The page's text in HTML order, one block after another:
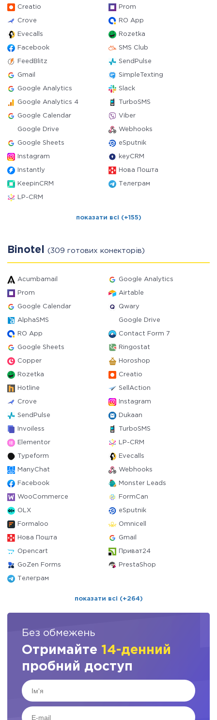
Creatio Prom
Crove RO App
Evecalls Rozetka
Facebook SMS Club
FeedBlitz SendPulse
Gmail SimpleTexting
Google Analytics Slack
Google Analytics 4 TurboSMS
Google Calendar Viber
Google Drive Webhooks
Google Sheets eSputnik
Instagram keyCRM
Instantly Нова Пошта
KeepinCRM Телеграм
LP-CRM
показати всі (+155)
Binotel (309 готових конекторів)
Acumbamail Google Analytics
Prom Airtable
Google Calendar Qwary
AlphaSMS Google Drive
RO App Contact Form 7
Google Sheets Ringostat
Copper Horoshop
Rozetka Creatio
Hotline SellAction
Crove Instagram
SendPulse Dukaan
Invoiless TurboSMS
Elementor LP-CRM
Typeform Evecalls
ManyChat Webhooks
Facebook Monster Leads
WooCommerce FormCan
OLX eSputnik
Formaloo Omnicell
Нова Пошта Gmail
Opencart Приват24
GoZen Forms PrestaShop
Телеграм
показати всі (+264)
Без обмежень
Отримайте 14-денний
пробний доступ